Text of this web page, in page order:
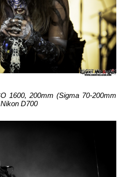
1600, 200mm (Sigma 70-200mm
D700